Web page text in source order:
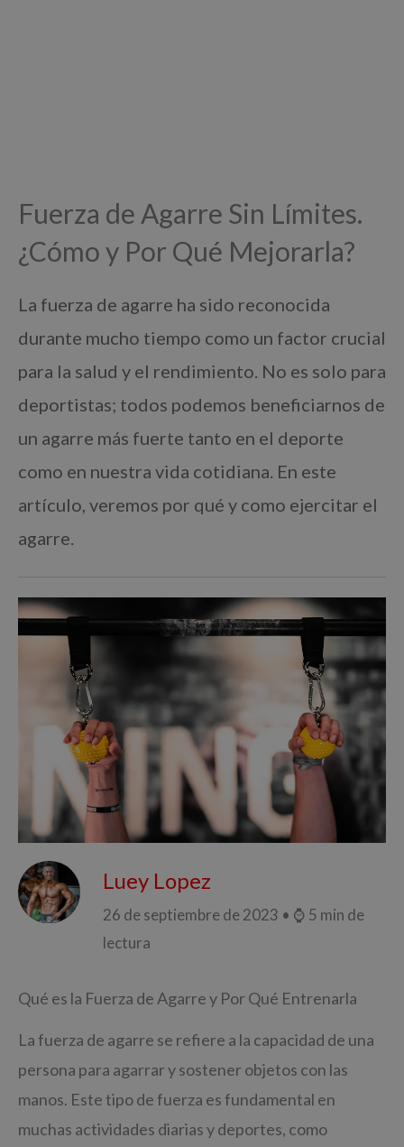
Fuerza de Agarre Sin Límites.
¿Cómo y Por Qué Mejorarla?
La fuerza de agarre ha sido reconocida
durante mucho tiempo como un factor crucial
para la salud y el rendimiento. No es solo para
deportistas; todos podemos beneficiarnos de
un agarre más fuerte tanto en el deporte
como en nuestra vida cotidiana. En este
artículo, veremos por qué y como ejercitar el
agarre.
Luey Lopez
26 de septiembre de 2023 • ⌚ 5 min de
lectura
Qué es la Fuerza de Agarre y Por Qué Entrenarla
La fuerza de agarre se refiere a la capacidad de una
persona para agarrar y sostener objetos con las
manos. Este tipo de fuerza es fundamental en
muchas actividades diarias y deportes, como